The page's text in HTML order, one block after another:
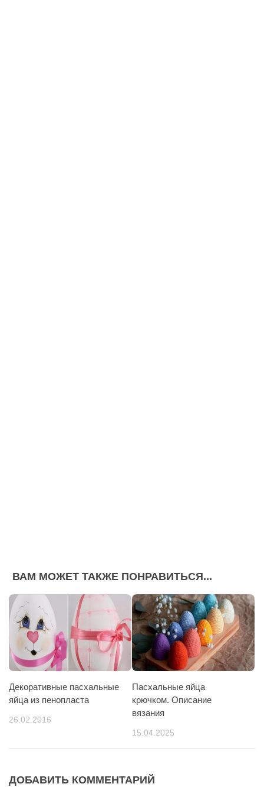
ВАМ МОЖЕТ ТАКЖЕ ПОНРАВИТЬСЯ...
Декоративные пасхальные
яйца из пенопласта
26.02.2016
Пасхальные яйца
крючком. Описание
вязания
15.04.2025
ДОБАВИТЬ КОММЕНТАРИЙ